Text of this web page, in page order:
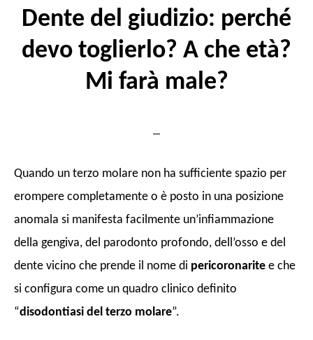
Da
anni
Dente del giudizio: perché
devo toglierlo? A che età?
Mi farà male?
Quando un terzo molare non ha sufficiente spazio per
erompere completamente o è posto in una posizione
anomala si manifesta facilmente un’infiammazione
della gengiva, del parodonto profondo, dell’osso e del
dente vicino che prende il nome di pericoronarite e che
si configura come un quadro clinico definito
“disodontiasi del terzo molare”.